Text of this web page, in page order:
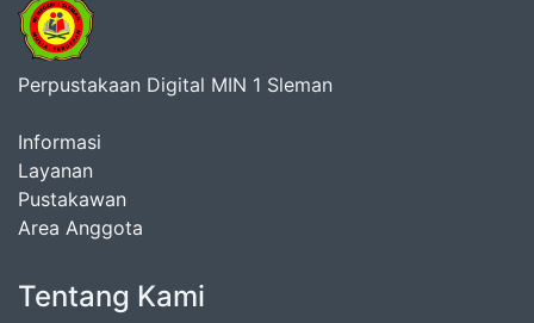
Perpustakaan Digital MIN 1 Sleman
Informasi
Layanan
Pustakawan
Area Anggota
Tentang Kami